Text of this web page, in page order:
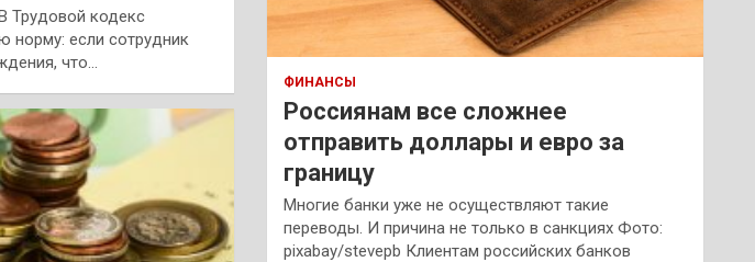
Трудовой кодекс
норму: если сотрудник
что…
ФИНАНСЫ
Россиянам все сложнее
отправить доллары и евро за
границу
Многие банки уже не осуществляют такие
переводы. И причина не только в санкциях Фото:
pixabay/stevepb Клиентам российских банков